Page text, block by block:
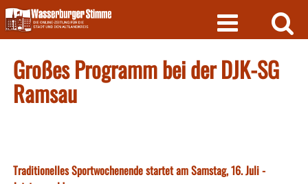
Skip
to
content
Großes Programm bei der DJK-SG
Ramsau
Traditionelles Sportwochenende startet am Samstag, 16. Juli -